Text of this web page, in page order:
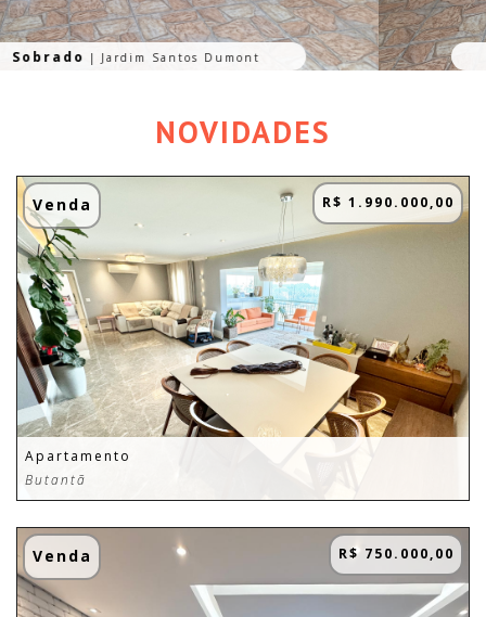
Sobrado | Jardim Santos Dumont
NOVIDADES
Venda R$ 1.990.000,00
Apartamento
Butantã
Venda R$ 750.000,00